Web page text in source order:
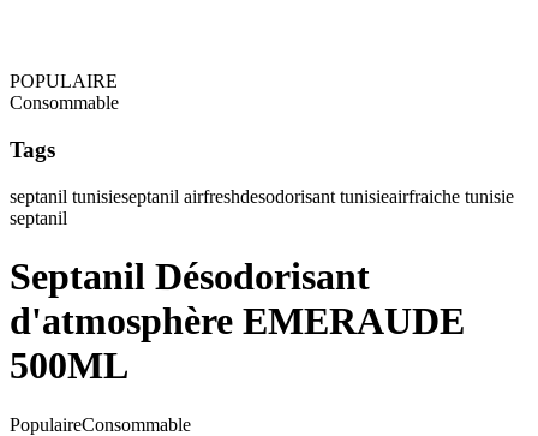
POPULAIRE
Consommable
Tags
septanil tunisieseptanil airfreshdesodorisant tunisieairfraiche tunisie
septanil
Septanil Désodorisant
d'atmosphère EMERAUDE
500ML
PopulaireConsommable